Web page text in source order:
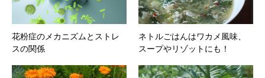
花粉症のメカニズムとストレ
スの関係
ネトルごはんはワカメ風味、
スープやリゾットにも！